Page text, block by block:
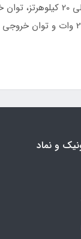
فرکانسی 20 هرتز الی 20
و نماد